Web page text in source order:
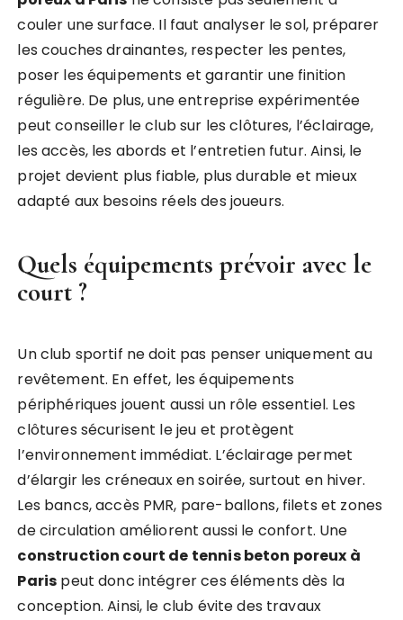
couler une surface. Il faut analyser le sol, préparer
les couches drainantes, respecter les pentes,
poser les équipements et garantir une finition
régulière. De plus, une entreprise expérimentée
peut conseiller le club sur les clôtures, l’éclairage,
les accès, les abords et l’entretien futur. Ainsi, le
projet devient plus fiable, plus durable et mieux
adapté aux besoins réels des joueurs.
Quels équipements prévoir avec le
court ?
Un club sportif ne doit pas penser uniquement au
revêtement. En effet, les équipements
périphériques jouent aussi un rôle essentiel. Les
clôtures sécurisent le jeu et protègent
l’environnement immédiat. L’éclairage permet
d’élargir les créneaux en soirée, surtout en hiver.
Les bancs, accès PMR, pare-ballons, filets et zones
de circulation améliorent aussi le confort. Une
construction court de tennis beton poreux à
Paris peut donc intégrer ces éléments dès la
conception. Ainsi, le club évite des travaux